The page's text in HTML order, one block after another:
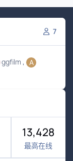
7
ggfilm
13,428
最高在线